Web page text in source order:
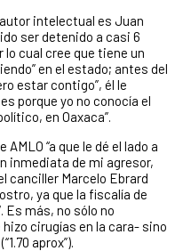
intelectual es Juan
ser detenido a casi 6
cual cree que tiene un
en el estado; antes del
estar contigo”, él le
porque yo no conocía el
en Oaxaca”.
“a que le dé el lado a
inmediata de mi agresor,
canciller Marcelo Ebrard
ya que la fiscalía de
Es más, no sólo no
cirugías en la cara- sino
aprox”).